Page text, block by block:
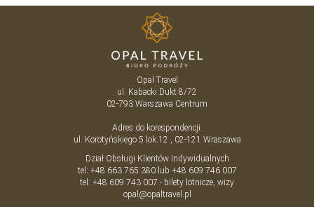
Opal Travel
ul. Kabacki Dukt 8/72
02-793 Warszawa Centrum
Adres do korespondencji:
ul. Korotyńskiego 5 lok.12 , 02-121 Wraszawa
Dział Obsługi Klientów Indywidualnych
tel: +48 663 765 380lub +48 609 746 007
tel: +48 609 743 007 - bilety lotnicze, wizy
opal@opaltravel.pl